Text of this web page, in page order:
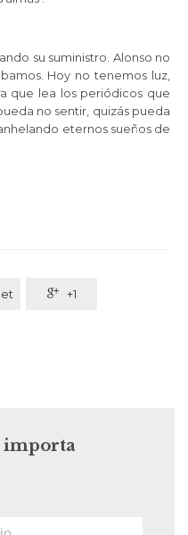
su suministro. Alonso no
Hoy no tenemos luz,
que lea los periódicos que
no sentir, quizás pueda
eternos sueños de
 +1
importa